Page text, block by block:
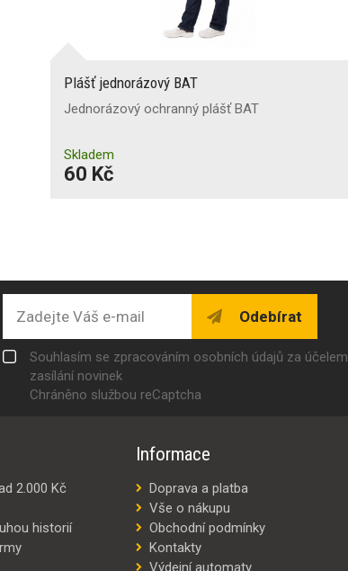
Plášť jednorázový BAT
Jednorázový ochranný plášť BAT
Skladem
60 Kč
Odebírat
Souhlasím se zpracováním osobních údajů za účelem
zasílání novinek
Chráněno službou reCaptcha
2.000 Kč
historií
Informace
Doprava a platba
Vše o nákupu
Obchodní podmínky
Kontakty
Výdejní automaty